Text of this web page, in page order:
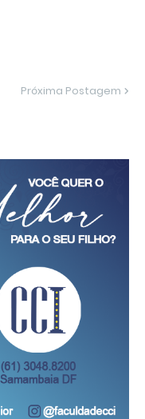
Próxima Postagem